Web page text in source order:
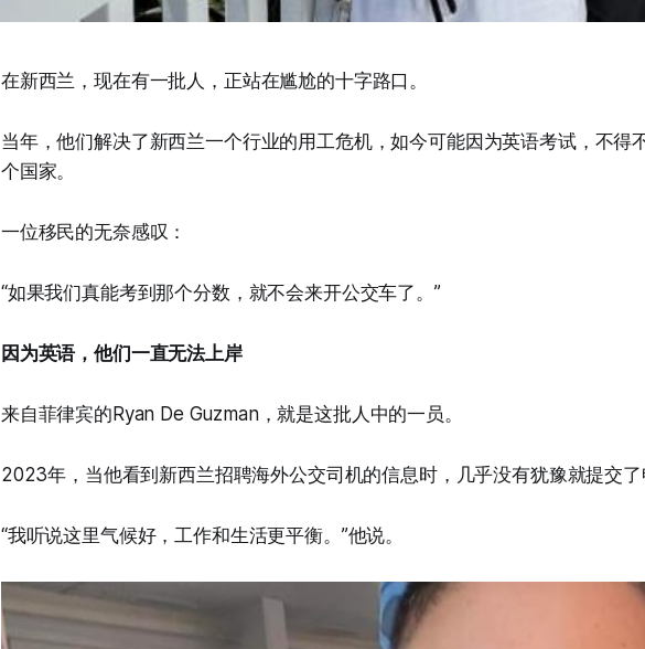
在新西兰，现在有一批人，正站在尴尬的十字路口。
当年，他们解决了新西兰一个行业的用工危机，如今可能因为英语考试，不得
个国家。
一位移民的无奈感叹：
“如果我们真能考到那个分数，就不会来开公交车了。”
因为英语，他们一直无法上岸
来自菲律宾的Ryan De Guzman，就是这批人中的一员。
2023年，当他看到新西兰招聘海外公交司机的信息时，几乎没有犹豫就提交
“我听说这里气候好，工作和生活更平衡。”他说。